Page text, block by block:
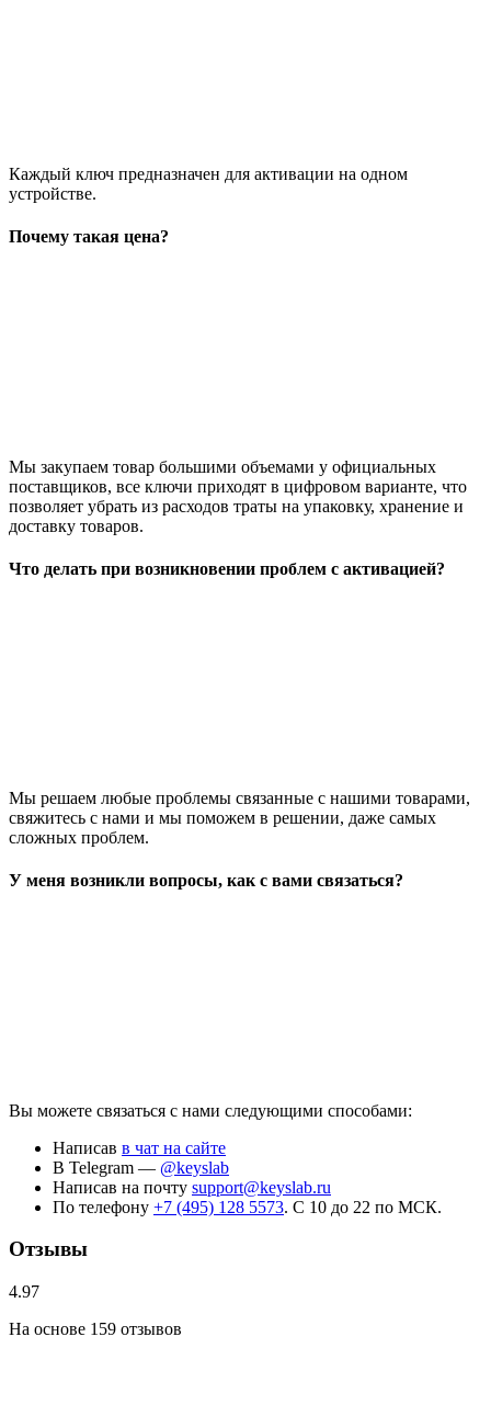
Каждый ключ предназначен для активации на одном
устройстве.
Почему такая цена?
Мы закупаем товар большими объемами у официальных
поставщиков, все ключи приходят в цифровом варианте, что
позволяет убрать из расходов траты на упаковку, хранение и
доставку товаров.
Что делать при возникновении проблем с активацией?
Мы решаем любые проблемы связанные с нашими товарами,
свяжитесь с нами и мы поможем в решении, даже самых
сложных проблем.
У меня возникли вопросы, как с вами связаться?
Вы можете связаться с нами следующими способами:
Написав в чат на сайте
В Telegram — @keyslab
Написав на почту support@keyslab.ru
По телефону +7 (495) 128 5573. С 10 до 22 по МСК.
Отзывы
4.97
На основе 159 отзывов